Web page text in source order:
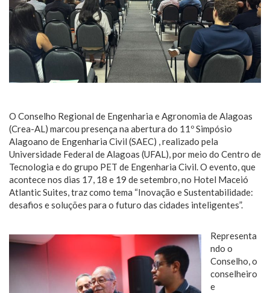
O Conselho Regional de Engenharia e Agronomia de Alagoas
(Crea-AL) marcou presença na abertura do 11º Simpósio
Alagoano de Engenharia Civil (SAEC) , realizado pela
Universidade Federal de Alagoas (UFAL), por meio do Centro de
Tecnologia e do grupo PET de Engenharia Civil. O evento, que
acontece nos dias 17, 18 e 19 de setembro, no Hotel Maceió
Atlantic Suites, traz como tema “Inovação e Sustentabilidade:
desafios e soluções para o futuro das cidades inteligentes”.
Representa
ndo o
Conselho, o
conselheiro
e